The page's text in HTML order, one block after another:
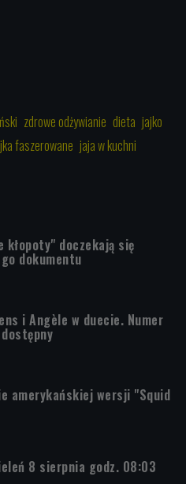
zdrowe odżywianie dieta jajko
faszerowane jaja w kuchni
kłopoty" doczekają się
dokumentu
i Angèle w duecie. Numer
amerykańskiej wersji "Squid
8 sierpnia godz. 08:03